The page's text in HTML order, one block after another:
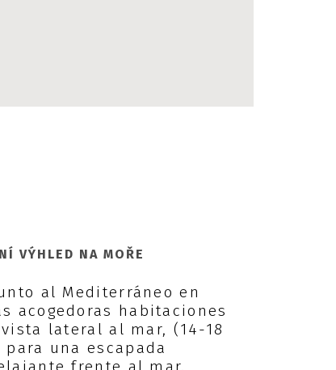
VÝHLED NA MOŘE
al Mediterráneo en
acogedoras habitaciones
lateral al mar, (14-18
para una escapada